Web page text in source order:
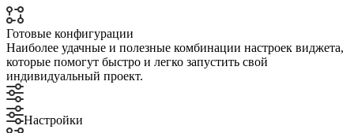
Готовые конфигурации
Наиболее удачные и полезные комбинации настроек виджета,
которые помогут быстро и легко запустить свой
индивидуальный проект.
Настройки